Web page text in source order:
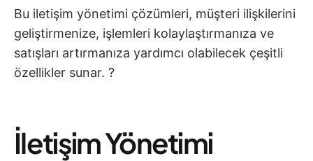
Bu iletişim yönetimi çözümleri, müşteri ilişkilerini
geliştirmenize, işlemleri kolaylaştırmanıza ve
satışları artırmanıza yardımcı olabilecek çeşitli
özellikler sunar. ?
İletişim Yönetimi